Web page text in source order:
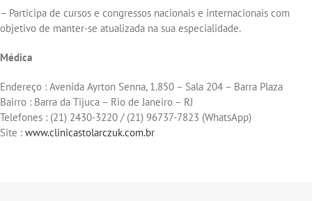
– Participa de cursos e congressos nacionais e internacionais com
objetivo de manter-se atualizada na sua especialidade.
Médica
Endereço : Avenida Ayrton Senna, 1.850 – Sala 204 – Barra Plaza
Bairro : Barra da Tijuca – Rio de Janeiro – RJ
Telefones : (21) 2430-3220 / (21) 96737-7823 (WhatsApp)
Site : www.clinicastolarczuk.com.br